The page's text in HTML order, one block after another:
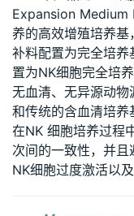
Expansion Medium
养的高效增殖培养
补料配置为完全培
置为NK细胞完全培
无血清、无异源动物
和传统的含血清培
在NK 细胞培养过程
次间的一致性，并
NK细胞过度激活以及